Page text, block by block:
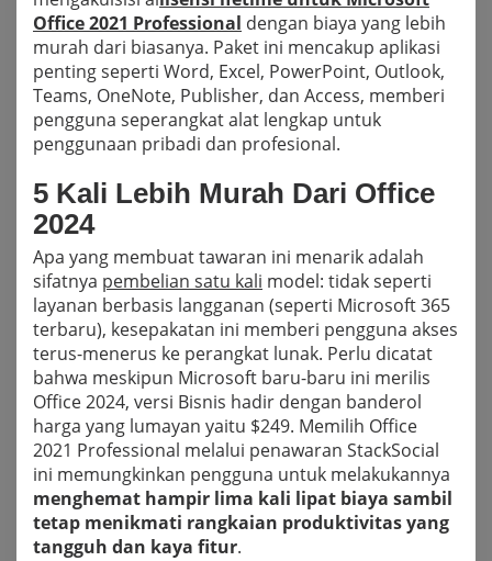
Office 2021 Professional dengan biaya yang lebih
murah dari biasanya. Paket ini mencakup aplikasi
penting seperti Word, Excel, PowerPoint, Outlook,
Teams, OneNote, Publisher, dan Access, memberi
pengguna seperangkat alat lengkap untuk
penggunaan pribadi dan profesional.
5 Kali Lebih Murah Dari Office
2024
Apa yang membuat tawaran ini menarik adalah
sifatnya pembelian satu kali model: tidak seperti
layanan berbasis langganan (seperti Microsoft 365
terbaru), kesepakatan ini memberi pengguna akses
terus-menerus ke perangkat lunak. Perlu dicatat
bahwa meskipun Microsoft baru-baru ini merilis
Office 2024, versi Bisnis hadir dengan banderol
harga yang lumayan yaitu $249. Memilih Office
2021 Professional melalui penawaran StackSocial
ini memungkinkan pengguna untuk melakukannya
menghemat hampir lima kali lipat biaya sambil
tetap menikmati rangkaian produktivitas yang
tangguh dan kaya fitur.